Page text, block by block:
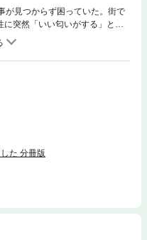
が見つからず困っていた。街で
突然「いい匂いがする」と声
ことに。神門大志という名の彼
一緒に働くことになったケイだ
リでいいから付き合って」と言
ルファザーΩ運命から始まる
た 分冊版